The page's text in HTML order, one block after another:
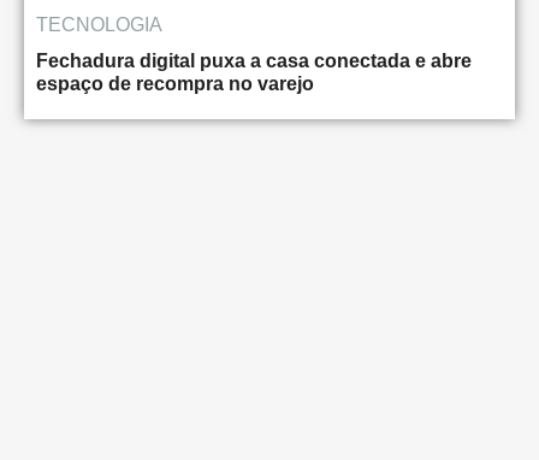
TECNOLOGIA
Fechadura digital puxa a casa conectada e abre
espaço de recompra no varejo